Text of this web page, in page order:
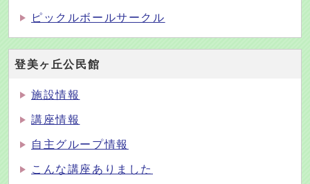
ピックルボールサークル
登美ヶ丘公民館
施設情報
講座情報
自主グループ情報
こんな講座ありました